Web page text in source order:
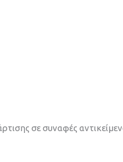
σε συναφές